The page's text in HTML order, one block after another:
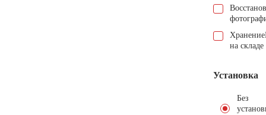
Хранение
на складе
Установка
Без